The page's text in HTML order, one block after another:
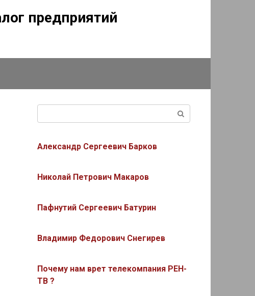
предприятий
Александр Сергеевич Барков
Николай Петрович Макаров
Пафнутий Сергеевич Батурин
Владимир Федорович Снегирев
Почему нам врет телекомпания РЕН-
ТВ ?